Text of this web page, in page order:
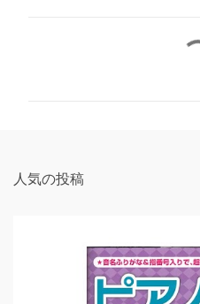
人気の投稿